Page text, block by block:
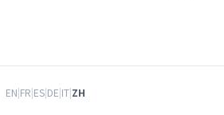
EN|FR|ES|DE|IT|ZH